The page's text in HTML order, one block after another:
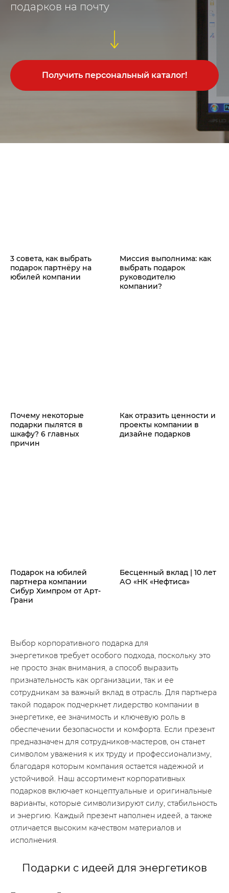
подарков на почту
Получить персональный каталог!
3 совета, как выбрать
подарок партнёру на
юбилей компании
Миссия выполнима: как
выбрать подарок
руководителю
компании?
Почему некоторые
подарки пылятся в
шкафу? 6 главных
причин
Как отразить ценности и
проекты компании в
дизайне подарков
Подарок на юбилей
партнера компании
Сибур Химпром от Арт-
Грани
Бесценный вклад | 10 лет
АО «НК «Нефтиса»
Выбор корпоративного подарка для
энергетиков требует особого подхода, поскольку это
не просто знак внимания, а способ выразить
признательность как организации, так и ее
сотрудникам за важный вклад в отрасль. Для партнера
такой подарок подчеркнет лидерство компании в
энергетике, ее значимость и ключевую роль в
обеспечении безопасности и комфорта. Если презент
предназначен для сотрудников-мастеров, он станет
символом уважения к их труду и профессионализму,
благодаря которым компания остается надежной и
устойчивой. Наш ассортимент корпоративных
подарков включает концептуальные и оригинальные
варианты, которые символизируют силу, стабильность
и энергию. Каждый презент наполнен идеей, а также
отличается высоким качеством материалов и
исполнения.
Подарки с идеей для энергетиков